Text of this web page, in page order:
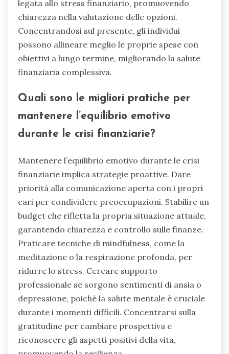
legata allo stress finanziario, promuovendo
chiarezza nella valutazione delle opzioni.
Concentrandosi sul presente, gli individui
possono allineare meglio le proprie spese con
obiettivi a lungo termine, migliorando la salute
finanziaria complessiva.
Quali sono le migliori pratiche per
mantenere l’equilibrio emotivo
durante le crisi finanziarie?
Mantenere l’equilibrio emotivo durante le crisi
finanziarie implica strategie proattive. Dare
priorità alla comunicazione aperta con i propri
cari per condividere preoccupazioni. Stabilire un
budget che rifletta la propria situazione attuale,
garantendo chiarezza e controllo sulle finanze.
Praticare tecniche di mindfulness, come la
meditazione o la respirazione profonda, per
ridurre lo stress. Cercare supporto
professionale se sorgono sentimenti di ansia o
depressione, poiché la salute mentale è cruciale
durante i momenti difficili. Concentrarsi sulla
gratitudine per cambiare prospettiva e
riconoscere gli aspetti positivi della vita,